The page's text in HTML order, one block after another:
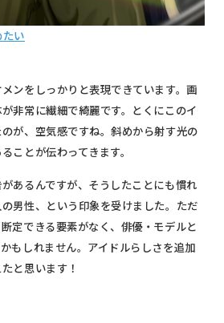
い
ンをしっかりと表現できています。画
非常に繊細で綺麗です。とくにこのイ
が、空気感ですね。斜めから射す光の
ことが伝わってきます。
あるんですが、そうしたことにも慣れ
男性、という印象を受けました。ただ
定できる要素がなく、俳優・モデルと
もしれません。アイドルらしさを追加
と思います！